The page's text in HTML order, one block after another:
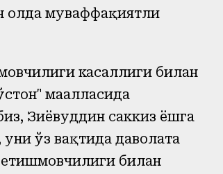
ҳолда муваффақиятли
касаллиги билан
маҳалласида
Зиёвуддин саккиз ёшга
ўз вақтида даволата
билан